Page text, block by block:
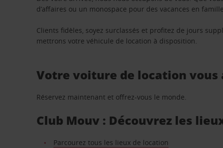
d’affaires ou un monospace pour des vacances en
Clients fidèles, soyez surclassés et profitez de jours
mettrons votre véhicule de location à disposition.
Votre voiture de location
Réservez maintenant et offrez-vous le monde.
Club Mouv : Découvrez les
Parcourez tous les lieux de location